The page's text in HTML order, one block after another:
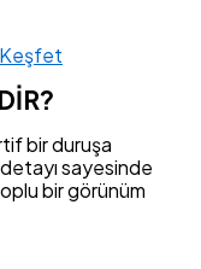
Keşfet
bir duruşa
sayesinde
bir görünüm